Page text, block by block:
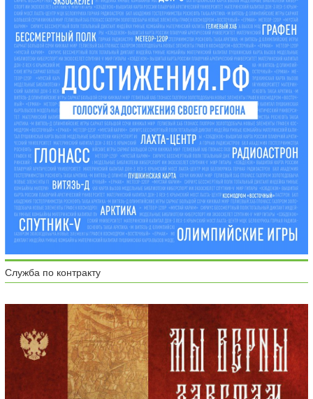
Служба по контракту